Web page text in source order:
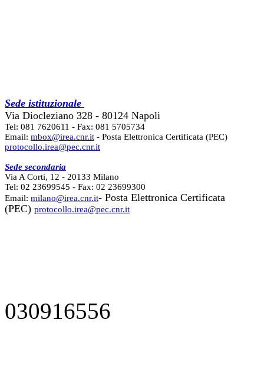
Sede istituzionale
Via Diocleziano 328 - 80124 Napoli
Tel: 081 7620611 - Fax: 081 5705734
Email: mbox@irea.cnr.it - Posta Elettronica Certificata (PEC)
protocollo.irea@pec.cnr.it
Sede secondaria
Via A Corti, 12 - 20133 Milano
Tel: 02 23699545 - Fax: 02 23699300
Email: milano@irea.cnr.it- Posta Elettronica Certificata
(PEC) protocollo.irea@pec.cnr.it
030916556